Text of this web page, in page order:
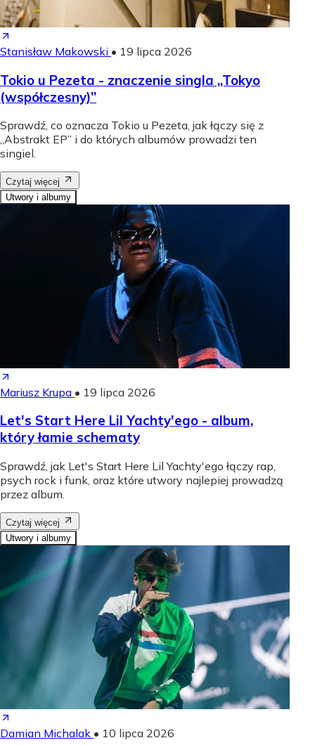
Stanisław Makowski • 19 lipca 2026
Tokio u Pezeta - znaczenie singla „Tokyo
(współczesny)”
Sprawdź, co oznacza Tokio u Pezeta, jak łączy się z
„Abstrakt EP” i do których albumów prowadzi ten
singiel.
Czytaj więcej
Utwory i albumy
Mariusz Krupa • 19 lipca 2026
Let's Start Here Lil Yachty'ego - album,
który łamie schematy
Sprawdź, jak Let's Start Here Lil Yachty'ego łączy rap,
psych rock i funk, oraz które utwory najlepiej prowadzą
przez album.
Czytaj więcej
Utwory i albumy
Damian Michalak • 10 lipca 2026